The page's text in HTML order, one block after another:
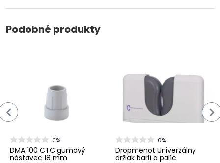
Podobné produkty
0%
DMA 100 CTC gumový
nástavec 18 mm
0%
Dropmenot Univerzálny
držiak barlí a palíc